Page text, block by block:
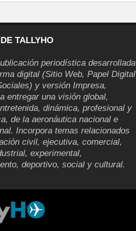
TALLYHO
periodística desarrollada
digital (Sitio Web, Papel Digital
y versión Impresa,
entregar una visión global,
dinámica, profesional y
de la aeronáutica nacional e
Incorpora temas relacionados
civil, ejecutiva, comercial,
experimental,
deportivo, social y cultural.